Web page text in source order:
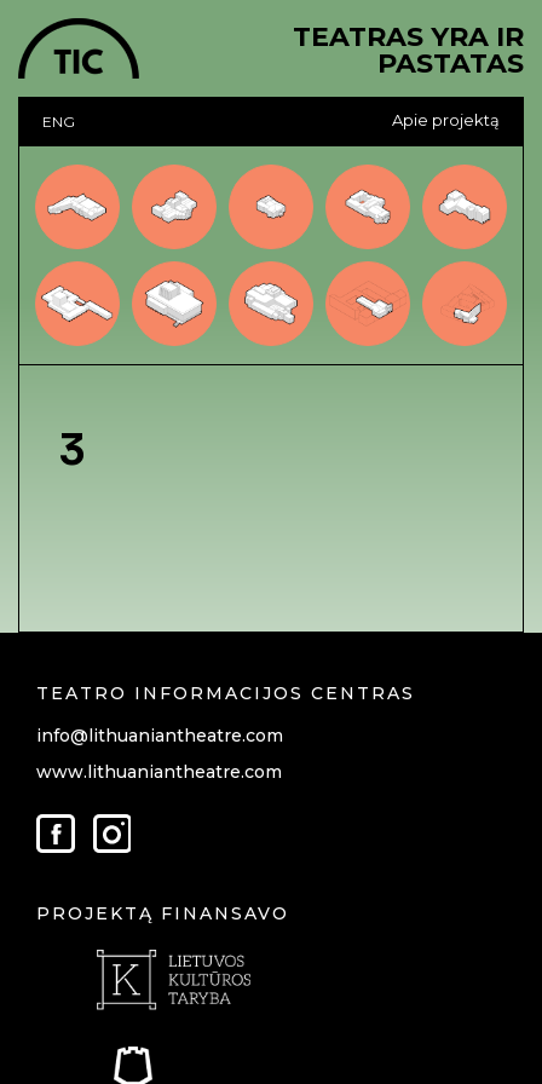
TEATRAS YRA IR
PASTATAS
Apie projektą
ENG
3
TEATRO INFORMACIJOS CENTRAS
info@lithuaniantheatre.com
www.lithuaniantheatre.com
PROJEKTĄ FINANSAVO